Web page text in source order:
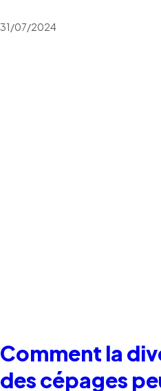
31/07/2024
Comment la
des cépages